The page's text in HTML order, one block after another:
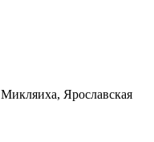
Ярославская